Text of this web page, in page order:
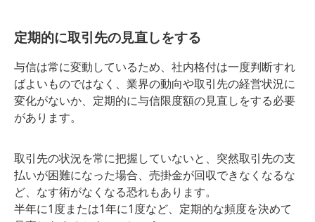
定期的に取引先の見直しをする
与信は常に変動しているため、社内格付は一度判断すれ
ばよいものではなく、業界の動向や取引先の経営状況に
変化がないか、定期的に与信限度額の見直しをする必要
があります。
取引先の状況を常に把握していないと、突然取引先の支
払いが困難になった場合、売掛金が回収できなくなるな
ど、なす術がなくなる恐れもあります。
半年に1度または1年に1度など、定期的な頻度を決めて